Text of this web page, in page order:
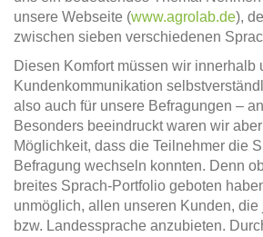
unsere Webseite (www.agrolab.de),
zwischen sieben verschiedenen
Diesen Komfort müssen wir innerhalb
Kundenkommunikation
also auch für unsere Befragungen –
Besonders beeindruckt waren wir
Möglichkeit, dass die Teilnehmer die
Befragung wechseln konnten. Denn
breites Sprach-Portfolio geboten
unmöglich, allen unseren Kunden,
bzw. Landessprache anzubieten.